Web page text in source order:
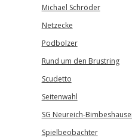
Michael Schröder
Netzecke
Podbolzer
Rund um den Brustring
Scudetto
Seitenwahl
SG Neureich-
Spielbeobachter